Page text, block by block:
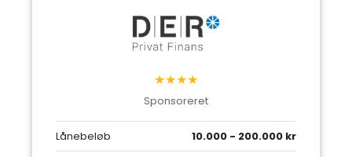
★★★★
Sponsoreret
Lånebeløb
10.000 - 200.000 kr